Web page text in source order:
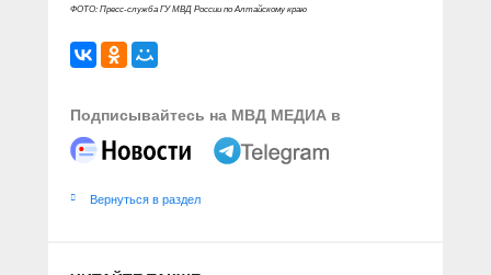
ФОТО: Пресс-служба ГУ МВД России по Алтайскому краю
Подписывайтесь на МВД МЕДИА в
Вернуться в раздел